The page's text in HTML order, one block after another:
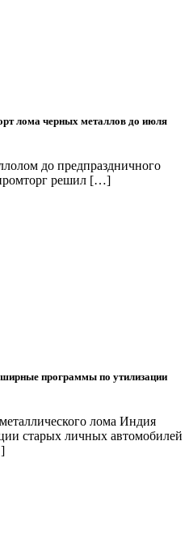
лома черных металлов до июля
до предпраздничного
решил […]
программы по утилизации
лома Индия
старых личных автомобилей